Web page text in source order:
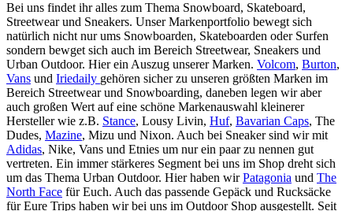
Bei uns findet ihr alles zum Thema Snowboard, Skateboard,
Streetwear und Sneakers. Unser Markenportfolio bewegt sich
natürlich nicht nur ums Snowboarden, Skateboarden oder Surfen
sondern bewget sich auch im Bereich Streetwear, Sneakers und
Urban Outdoor. Hier ein Auszug unserer Marken. Volcom, Burton,
Vans und Iriedaily gehören sicher zu unseren größten Marken im
Bereich Streetwear und Snowboarding, daneben legen wir aber
auch großen Wert auf eine schöne Markenauswahl kleinerer
Hersteller wie z.B. Stance, Lousy Livin, Huf, Bavarian Caps, The
Dudes, Mazine, Mizu und Nixon. Auch bei Sneaker sind wir mit
Adidas, Nike, Vans und Etnies um nur ein paar zu nennen gut
vertreten. Ein immer stärkeres Segment bei uns im Shop dreht sich
um das Thema Urban Outdoor. Hier haben wirPatagonia und The
North Face für Euch. Auch das passende Gepäck und Rucksäcke
für Eure Trips haben wir bei uns im Outdoor Shop ausgestellt. Seit